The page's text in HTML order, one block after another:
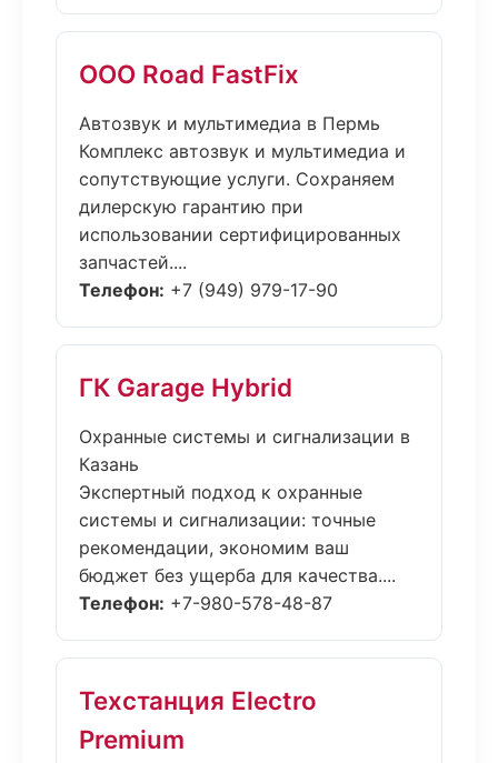
ООО Road FastFix
Автозвук и мультимедиа в Пермь
Комплекс автозвук и мультимедиа и
сопутствующие услуги. Сохраняем
дилерскую гарантию при
использовании сертифицированных
запчастей....
Телефон: +7 (949) 979-17-90
ГК Garage Hybrid
Охранные системы и сигнализации в
Казань
Экспертный подход к охранные
системы и сигнализации: точные
рекомендации, экономим ваш
бюджет без ущерба для качества....
Телефон: +7-980-578-48-87
Техстанция Electro
Premium